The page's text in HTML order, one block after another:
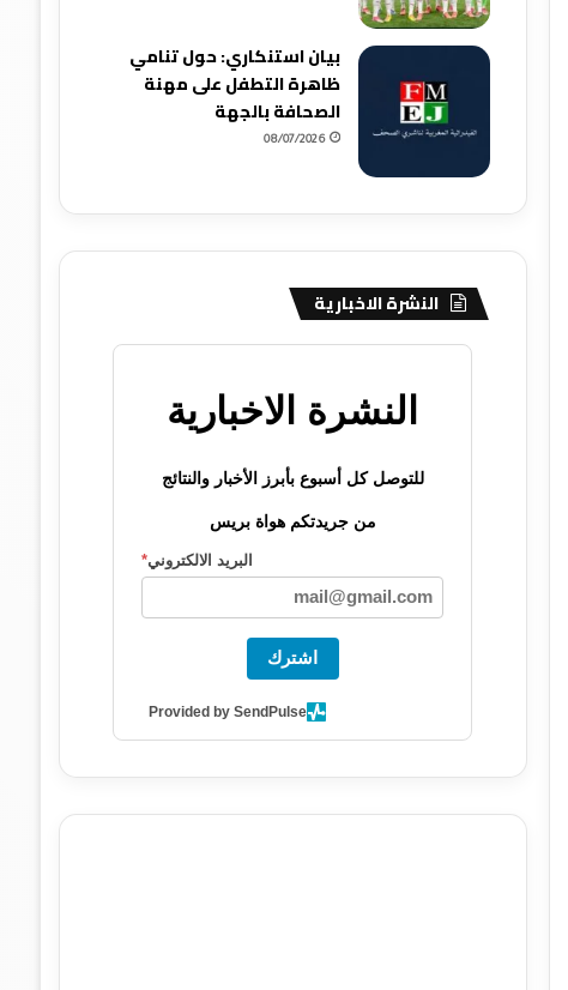
بيان استنكاري: حول تنامي
ظاهرة التطفل على مهنة
الصحافة بالجهة
08/07/2026
النشرة الاخبارية
النشرة الاخبارية
للتوصل كل أسبوع بأبرز الأخبار والنتائج
من جريدتكم هواة بريس
البريد الالكتروني*
اشترك
Provided by SendPulse